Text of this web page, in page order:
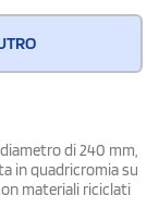
di 240 mm,
in quadricromia su
materiali riciclati